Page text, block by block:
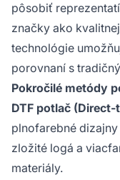
pôsobiť
značky ako
technológie
porovnaní s
Pokročilé metódy
DTF potlač
plnofarebné
zložité logá a
materiály.